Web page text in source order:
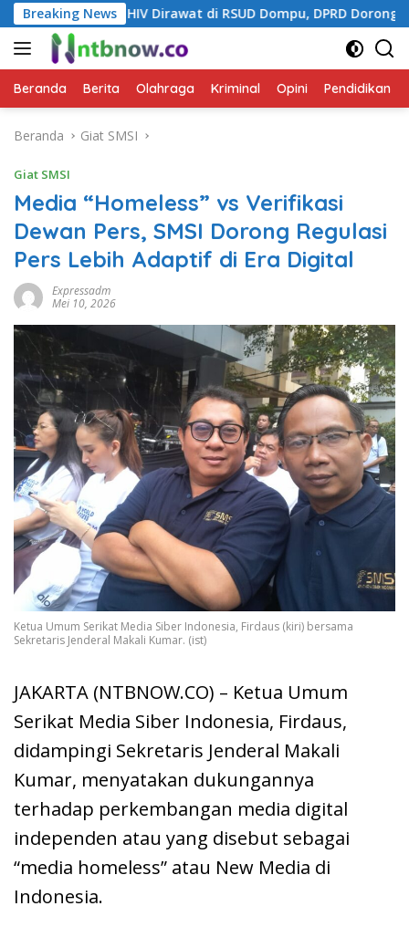
Langsung
ke
konten
Breaking News
di RSUD Dompu, DPRD Dorong Penanganan Terpadu
Beranda Berita Olahraga Kriminal Opini Pendidikan
Beranda Giat SMSI
Giat SMSI
Media “Homeless” vs Verifikasi
Dewan Pers, SMSI Dorong Regulasi
Pers Lebih Adaptif di Era Digital
Expressadm
Mei 10, 2026
Ketua Umum Serikat Media Siber Indonesia, Firdaus (kiri) bersama
Sekretaris Jenderal Makali Kumar. (ist)
JAKARTA (NTBNOW.CO) – Ketua Umum
Serikat Media Siber Indonesia, Firdaus,
didampingi Sekretaris Jenderal Makali
Kumar, menyatakan dukungannya
terhadap perkembangan media digital
independen atau yang disebut sebagai
“media homeless” atau New Media di
Indonesia.